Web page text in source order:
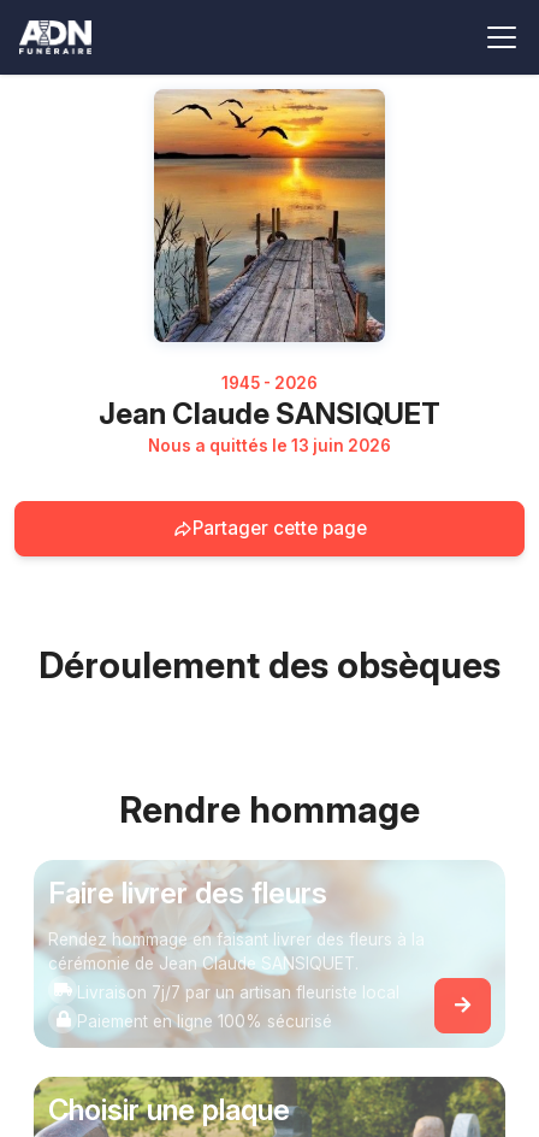
1945 - 2026
Jean Claude SANSIQUET
Nous a quittés le 13 juin 2026
Partager cette page
Déroulement des obsèques
Rendre hommage
Faire livrer des fleurs
Rendez hommage en faisant livrer des fleurs à la
cérémonie de Jean Claude SANSIQUET.
Livraison 7j/7 par un artisan fleuriste local
Paiement en ligne 100% sécurisé
Choisir une plaque